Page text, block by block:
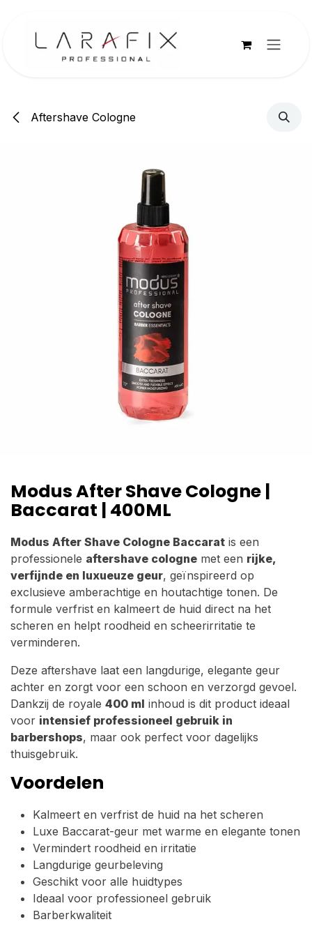
Aftershave Cologne
Modus After Shave Cologne |
Baccarat | 400ML
Modus After Shave Cologne Baccarat is een
professionele aftershave cologne met een rijke,
verfijnde en luxueuze geur, geïnspireerd op
exclusieve amberachtige en houtachtige tonen. De
formule verfrist en kalmeert de huid direct na het
scheren en helpt roodheid en scheerirritatie te
verminderen.
Deze aftershave laat een langdurige, elegante geur
achter en zorgt voor een schoon en verzorgd gevoel.
Dankzij de royale 400 ml inhoud is dit product ideaal
voor intensief professioneel gebruik in
barbershops, maar ook perfect voor dagelijks
thuisgebruik.
Voordelen
Kalmeert en verfrist de huid na het scheren
Luxe Baccarat-geur met warme en elegante tonen
Vermindert roodheid en irritatie
Langdurige geurbeleving
Geschikt voor alle huidtypes
Ideaal voor professioneel gebruik
Barberkwaliteit